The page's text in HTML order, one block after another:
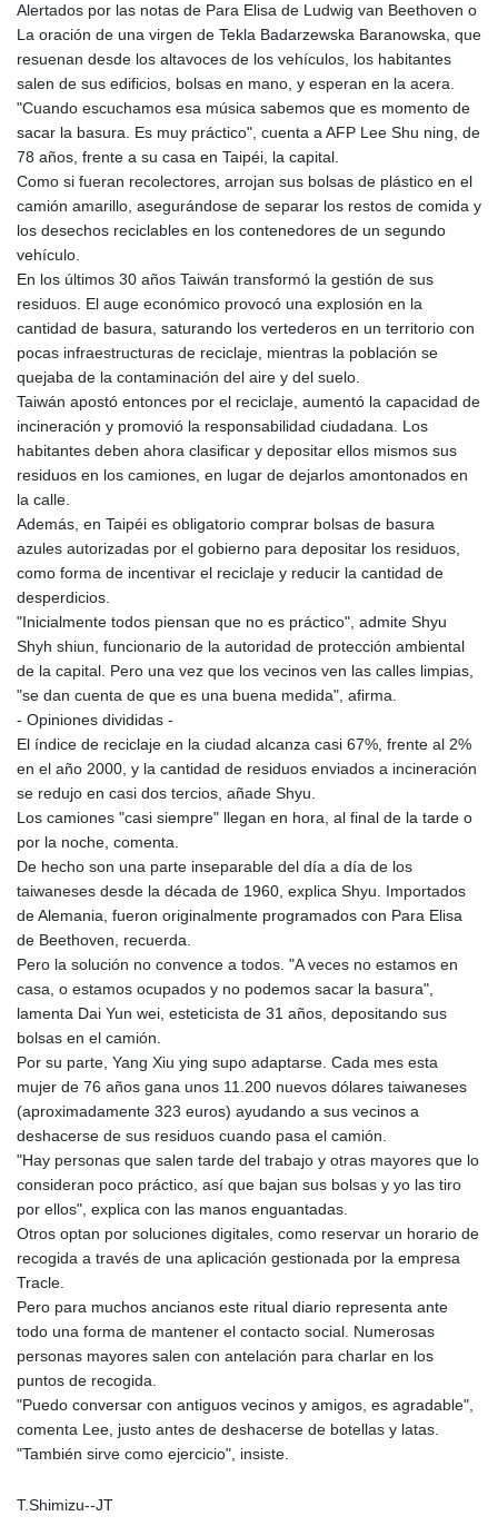
GHS 13.596606
GIP 0.859288
GMD 84.980421
GNF
10145.090599
GTQ 8.820142
GYD 241.849406
HKD 9.067746
HNL 31.077375
HRK 7.536622
HUF 363.096405
IDR
20580.370421
ILS 3.468234
IMP 0.859288
INR 109.992259
IQD
1515.115748
IRR
ISK 142.598215
JEP 0.859288
JMD 183.583315
JPY 182.445186
KES 148.887592
KGS 101.104505
KHR
KMF 492.514185
KRW
1627.712241
KWD 0.356853
KZT 541.784389
LAK
26108.437325
103531.946431
LKR 387.745291
LRD 209.896866
LTL 3.413768
LVL 0.699335
LYD 7.358849
MAD 10.757887
MDL 20.102303
MGA
4982.944983
MKD 61.70777
MMK
MNT
4157.510076
MOP 9.34149
MUR 54.396619
MVR 17.862733
MWK
Alertados por las notas de Para Elisa de Ludwig van Beethoven o
La oración de una virgen de Tekla Badarzewska Baranowska, que
resuenan desde los altavoces de los vehículos, los habitantes
salen de sus edificios, bolsas en mano, y esperan en la acera.
"Cuando escuchamos esa música sabemos que es momento de
sacar la basura. Es muy práctico", cuenta a AFP Lee Shu ning, de
78 años, frente a su casa en Taipéi, la capital.
Como si fueran recolectores, arrojan sus bolsas de plástico en el
camión amarillo, asegurándose de separar los restos de comida y
los desechos reciclables en los contenedores de un segundo
vehículo.
En los últimos 30 años Taiwán transformó la gestión de sus
residuos. El auge económico provocó una explosión en la
cantidad de basura, saturando los vertederos en un territorio con
pocas infraestructuras de reciclaje, mientras la población se
quejaba de la contaminación del aire y del suelo.
Taiwán apostó entonces por el reciclaje, aumentó la capacidad de
incineración y promovió la responsabilidad ciudadana. Los
habitantes deben ahora clasificar y depositar ellos mismos sus
residuos en los camiones, en lugar de dejarlos amontonados en
la calle.
Además, en Taipéi es obligatorio comprar bolsas de basura
azules autorizadas por el gobierno para depositar los residuos,
como forma de incentivar el reciclaje y reducir la cantidad de
desperdicios.
"Inicialmente todos piensan que no es práctico", admite Shyu
Shyh shiun, funcionario de la autoridad de protección ambiental
de la capital. Pero una vez que los vecinos ven las calles limpias,
"se dan cuenta de que es una buena medida", afirma.
- Opiniones divididas -
El índice de reciclaje en la ciudad alcanza casi 67%, frente al 2%
en el año 2000, y la cantidad de residuos enviados a incineración
se redujo en casi dos tercios, añade Shyu.
Los camiones "casi siempre" llegan en hora, al final de la tarde o
por la noche, comenta.
De hecho son una parte inseparable del día a día de los
taiwaneses desde la década de 1960, explica Shyu. Importados
de Alemania, fueron originalmente programados con Para Elisa
de Beethoven, recuerda.
Pero la solución no convence a todos. "A veces no estamos en
casa, o estamos ocupados y no podemos sacar la basura",
lamenta Dai Yun wei, esteticista de 31 años, depositando sus
bolsas en el camión.
Por su parte, Yang Xiu ying supo adaptarse. Cada mes esta
mujer de 76 años gana unos 11.200 nuevos dólares taiwaneses
(aproximadamente 323 euros) ayudando a sus vecinos a
deshacerse de sus residuos cuando pasa el camión.
"Hay personas que salen tarde del trabajo y otras mayores que lo
consideran poco práctico, así que bajan sus bolsas y yo las tiro
por ellos", explica con las manos enguantadas.
Otros optan por soluciones digitales, como reservar un horario de
recogida a través de una aplicación gestionada por la empresa
Tracle.
Pero para muchos ancianos este ritual diario representa ante
todo una forma de mantener el contacto social. Numerosas
personas mayores salen con antelación para charlar en los
puntos de recogida.
"Puedo conversar con antiguos vecinos y amigos, es agradable",
comenta Lee, justo antes de deshacerse de botellas y latas.
"También sirve como ejercicio", insiste.
T.Shimizu--JT